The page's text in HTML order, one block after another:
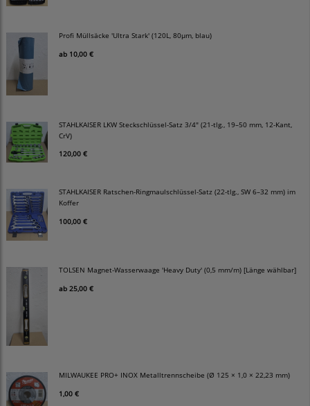
Profi Müllsäcke 'Ultra Stark' (120L, 80µm, blau)
ab 10,00 €
STAHLKAISER LKW Steckschlüssel-Satz 3/4" (21-tlg., 19–50 mm, 12-Kant,
CrV)
120,00 €
STAHLKAISER Ratschen-Ringmaulschlüssel-Satz (22-tlg., SW 6–32 mm) im
Koffer
100,00 €
TOLSEN Magnet-Wasserwaage 'Heavy Duty' (0,5 mm/m) [Länge wählbar]
ab 25,00 €
MILWAUKEE PRO+ INOX Metalltrennscheibe (Ø 125 × 1,0 × 22,23 mm)
1,00 €